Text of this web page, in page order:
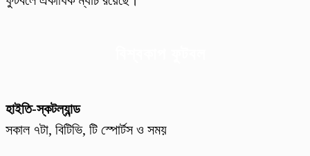
হাইতি-স্কটল্যান্ড
সকাল ৭টা, বিটিভি, টি স্পোর্টস ও সময়